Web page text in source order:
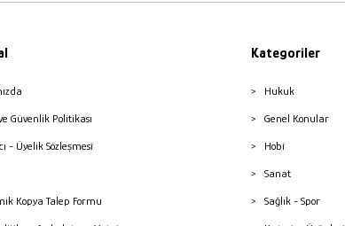
Güvenlik Politikası
- Üyelik Sözleşmesi
Kopya Talep Formu
Kategoriler
Hukuk
Genel Konular
Hobi
Sanat
Sağlık - Spor